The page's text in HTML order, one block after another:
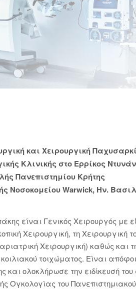
και Χειρουργική
Κλινικής στο Ερρίκος
Πανεπιστημίου Κρήτης
Νοσοκομείου Warwick, Ην.
είναι Γενικός Χειρουργός με
Χειρουργική, τη Χειρουργική
Χειρουργική) καθώς και
τοιχώματος. Είναι
και ολοκλήρωσε την ειδίκευσή του
Ογκολογίας του